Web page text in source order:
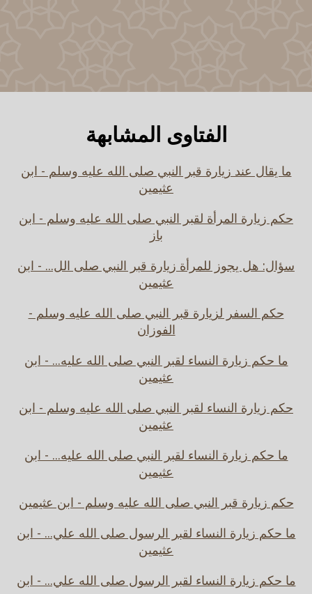
الفتاوى المشابهة
ما يقال عند زيارة قبر النبي صلى الله عليه وسلم - ابن
عثيمين
حكم زيارة المرأة لقبر النبي صلى الله عليه وسلم - ابن
باز
سؤال: هل يجوز للمرأة زيارة قبر النبي صلى الل... - ابن
عثيمين
حكم السفر لزيارة قبر النبي صلى الله عليه وسلم -
الفوزان
ما حكم زيارة النساء لقبر النبي صلى الله عليه... - ابن
عثيمين
حكم زيارة النساء لقبر النبي صلى الله عليه وسلم - ابن
عثيمين
ما حكم زيارة النساء لقبر النبي صلى الله عليه... - ابن
عثيمين
حكم زيارة قبر النبي صلى الله عليه وسلم - ابن عثيمين
ما حكم زيارة النساء لقبر الرسول صلى الله علي... - ابن
عثيمين
ما حكم زيارة النساء لقبر الرسول صلى الله علي... - ابن